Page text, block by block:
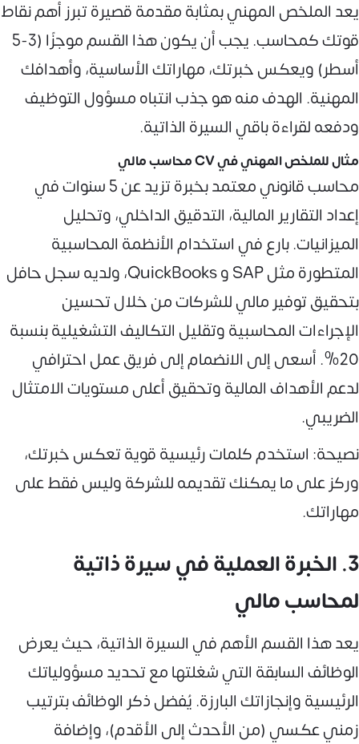
يعد الملخص المهني بمثابة مقدمة قصيرة تبرز أهم نقاط
قوتك كمحاسب. يجب أن يكون هذا القسم موجزًا (3-5
أسطر) ويعكس خبرتك، مهاراتك الأساسية، وأهدافك
المهنية. الهدف منه هو جذب انتباه مسؤول التوظيف
ودفعه لقراءة باقي السيرة الذاتية.
مثال للملخص المهني في CV محاسب مالي
محاسب قانوني معتمد بخبرة تزيد عن 5 سنوات في
إعداد التقارير المالية، التدقيق الداخلي، وتحليل
الميزانيات. بارع في استخدام الأنظمة المحاسبية
المتطورة مثل SAP و QuickBooks، ولديه سجل حافل
بتحقيق توفير مالي للشركات من خلال تحسين
الإجراءات المحاسبية وتقليل التكاليف التشغيلية بنسبة
20%. أسعى إلى الانضمام إلى فريق عمل احترافي
لدعم الأهداف المالية وتحقيق أعلى مستويات الامتثال
الضريبي.
نصيحة: استخدم كلمات رئيسية قوية تعكس خبرتك،
وركز على ما يمكنك تقديمه للشركة وليس فقط على
مهاراتك.
3. الخبرة العملية في سيرة ذاتية
لمحاسب مالي
يعد هذا القسم الأهم في السيرة الذاتية، حيث يعرض
الوظائف السابقة التي شغلتها مع تحديد مسؤولياتك
الرئيسية وإنجازاتك البارزة. يُفضل ذكر الوظائف بترتيب
زمني عكسي (من الأحدث إلى الأقدم)، وإضافة